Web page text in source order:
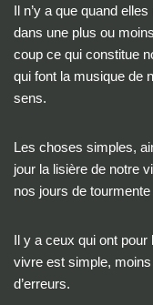
Il n’y a que quand
dans une plus ou
coup ce qui constitue
qui font la musique de
sens.
Les choses simples,
jour la lisière de notre
nos jours de
Il y a ceux qui ont pour
vivre est simple,
d’erreurs.